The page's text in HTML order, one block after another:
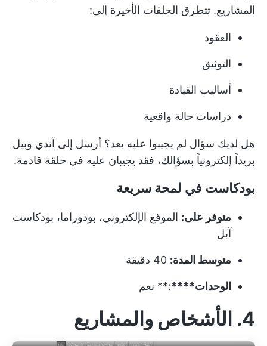
المشاريع. تتطرق الحلقات الأخيرة إلى:
العقود
التوثيق
أساليب القيادة
دراسات حالة واقعية
هل لديك سؤال لم يجيبوا عليه بعد؟ أرسل إلى آندي وبيل
بريداً إلكترونياً بسؤالك، فقد يجيبان عليه في حلقة قادمة.
بودكاست في لمحة سريعة
متوفر على: الموقع الإلكتروني، بودوراما، بودكاست
آبل
متوسط المدة:
الوحدات****:** نعم
4. الأشخاص والمشاريع